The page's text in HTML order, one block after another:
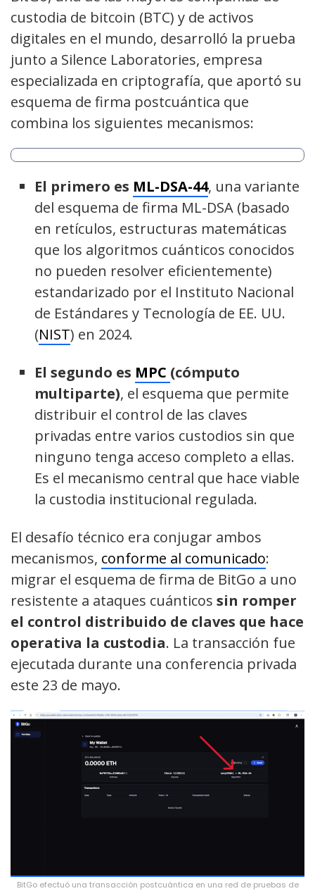
custodia de bitcoin (BTC) y de activos
digitales en el mundo, desarrolló la prueba
junto a Silence Laboratories, empresa
especializada en criptografía, que aportó su
esquema de firma postcuántica que
combina los siguientes mecanismos:
El primero es ML-DSA-44, una variante
del esquema de firma ML-DSA (basado
en retículos, estructuras matemáticas
que los algoritmos cuánticos conocidos
no pueden resolver eficientemente)
estandarizado por el Instituto Nacional
de Estándares y Tecnología de EE. UU.
(NIST) en 2024.
El segundo es MPC (cómputo
multiparte), el esquema que permite
distribuir el control de las claves
privadas entre varios custodios sin que
ninguno tenga acceso completo a ellas.
Es el mecanismo central que hace viable
la custodia institucional regulada.
El desafío técnico era conjugar ambos
mecanismos, conforme al comunicado:
migrar el esquema de firma de BitGo a uno
resistente a ataques cuánticos sin romper
el control distribuido de claves que hace
operativa la custodia. La transacción fue
ejecutada durante una conferencia privada
este 23 de mayo.
BitGo efectuó una transacción postcuántica en una red de pruebas de